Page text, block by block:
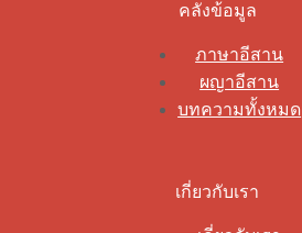
คลังข้อมูล
ภาษาอีสาน
ผญาอีสาน
บทความทั้งหมด
เกี่ยวกับเรา